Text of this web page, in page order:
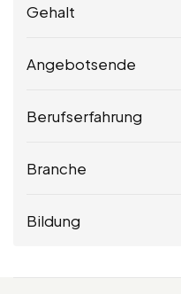
Gehalt
Angebotsende
Berufserfahrung
Branche
Bildung